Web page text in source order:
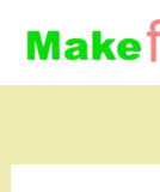
content